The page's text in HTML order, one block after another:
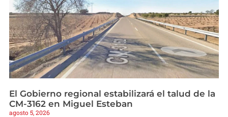
El Gobierno regional estabilizará el talud de la
CM-3162 en Miguel Esteban
agosto 5, 2026